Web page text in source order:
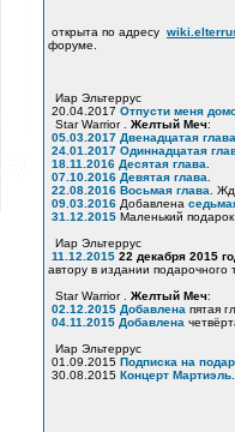
открыта по адресу
форуме.
Иар Эльтеррус
20.04.2017 Отпусти меня
Star Warrior . Желтый Меч:
05.03.2017 Двенадцатая
24.01.2017 Одиннадцатая
18.11.2016 Десятая глава
07.10.2016 Девятая глава
22.08.2016 Восьмая глава .
09.03.2016 Добавлена
31.12.2015 Маленький
Иар Эльтеррус
11.12.2015 22 декабря 2015
автору в издании подарочного
Star Warrior . Желтый Меч:
02.12.2015 Добавлена пятая
04.11.2015 Добавлена
Иар Эльтеррус
01.09.2015 Подписка на
30.08.2015 Концерт Мартиэль